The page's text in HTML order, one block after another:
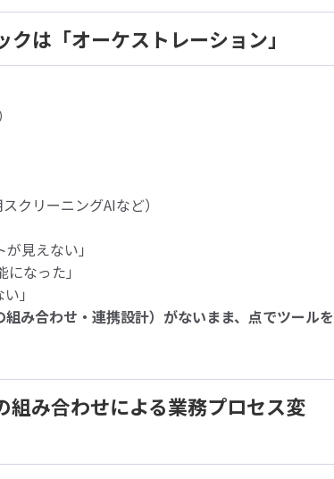
は「オーケストレーション」
クリーニングAIなど）
見えない」
なった」
」
み合わせ・連携設計）がないまま、点でツールを
み合わせによる業務プロセス変